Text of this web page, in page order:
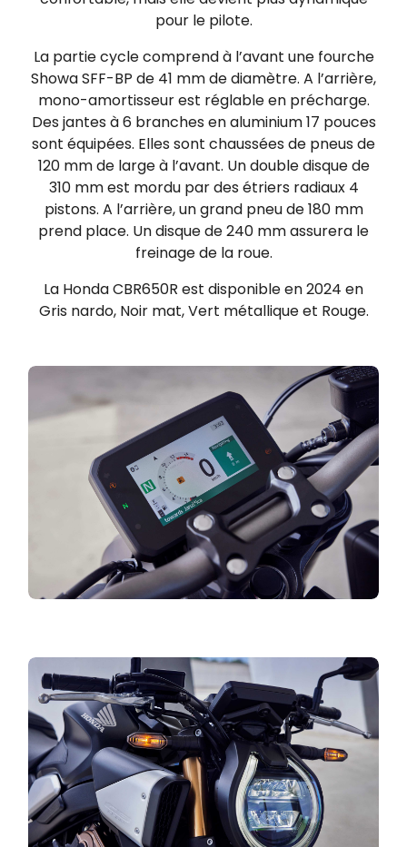
pour le pilote.
La partie cycle comprend à l’avant une fourche
Showa SFF-BP de 41 mm de diamètre. A l’arrière,
mono-amortisseur est réglable en précharge.
Des jantes à 6 branches en aluminium 17 pouces
sont équipées. Elles sont chaussées de pneus de
120 mm de large à l’avant. Un double disque de
310 mm est mordu par des étriers radiaux 4
pistons. A l’arrière, un grand pneu de 180 mm
prend place. Un disque de 240 mm assurera le
freinage de la roue.
La Honda CBR650R est disponible en 2024 en
Gris nardo, Noir mat, Vert métallique et Rouge.